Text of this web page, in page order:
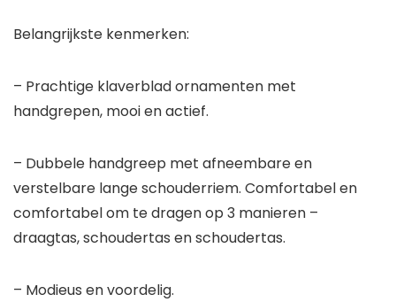
Belangrijkste kenmerken:
– Prachtige klaverblad ornamenten met
handgrepen, mooi en actief.
– Dubbele handgreep met afneembare en
verstelbare lange schouderriem. Comfortabel en
comfortabel om te dragen op 3 manieren –
draagtas, schoudertas en schoudertas.
– Modieus en voordelig.